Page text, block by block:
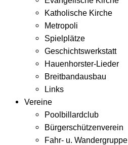
Katholische Kirche
Metropoli
Spielplätze
Geschichtswerkstatt
Hauenhorster-Lieder
Breitbandausbau
Links
Vereine
Poolbillardclub
Bürgerschützenverein
Fahr- u. Wandergruppe